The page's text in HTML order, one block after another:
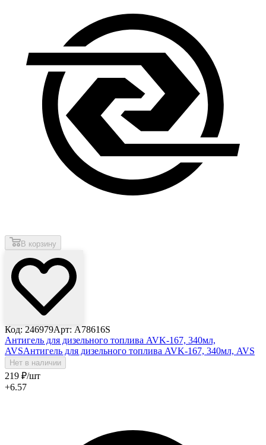
В корзину
Код: 246979Арт: A78616S
Антигель для дизельного топлива AVK-167, 340мл,
AVSАнтигель для дизельного топлива AVK-167, 340мл, AVS
Нет в наличии
219 ₽/шт
+6.57